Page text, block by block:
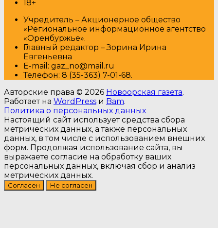
18+
Учредитель – Акционерное общество
«Региональное информационное агентство
«Оренбуржье».
Главный редактор – Зорина Ирина
Евгеньевна
E-mail: gaz_no@mail.ru
Телефон: 8 (35-363) 7-01-68.
Авторские права © 2026 Новоорская газета.
Работает на WordPress и Bam.
Политика о персональных данных
Настоящий сайт использует средства сбора
метрических данных, а также персональных
данных, в том числе с использованием внешних
форм. Продолжая использование сайта, вы
выражаете согласие на обработку ваших
персональных данных, включая сбор и анализ
метрических данных.
Согласен Не согласен